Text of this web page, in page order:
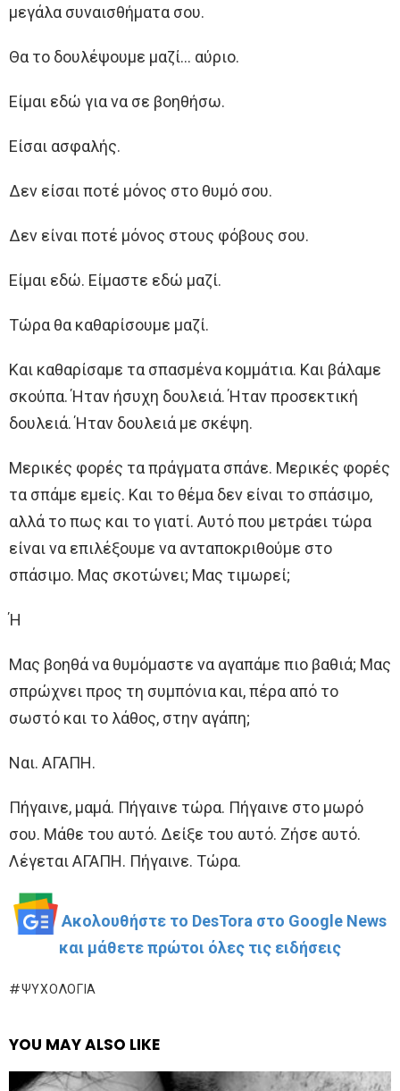
μεγάλα συναισθήματα σου.
Θα το δουλέψουμε μαζί… αύριο.
Είμαι εδώ για να σε βοηθήσω.
Είσαι ασφαλής.
Δεν είσαι ποτέ μόνος στο θυμό σου.
Δεν είναι ποτέ μόνος στους φόβους σου.
Είμαι εδώ. Είμαστε εδώ μαζί.
Τώρα θα καθαρίσουμε μαζί.
Και καθαρίσαμε τα σπασμένα κομμάτια. Και βάλαμε
σκούπα. Ήταν ήσυχη δουλειά. Ήταν προσεκτική
δουλειά. Ήταν δουλειά με σκέψη.
Μερικές φορές τα πράγματα σπάνε. Μερικές φορές
τα σπάμε εμείς. Και το θέμα δεν είναι το σπάσιμο,
αλλά το πως και το γιατί. Αυτό που μετράει τώρα
είναι να επιλέξουμε να ανταποκριθούμε στο
σπάσιμο. Μας σκοτώνει; Μας τιμωρεί;
Ή
Μας βοηθά να θυμόμαστε να αγαπάμε πιο βαθιά; Μας
σπρώχνει προς τη συμπόνια και, πέρα από το
σωστό και το λάθος, στην αγάπη;
Ναι. ΑΓΑΠΗ.
Πήγαινε, μαμά. Πήγαινε τώρα. Πήγαινε στο μωρό
σου. Μάθε του αυτό. Δείξε του αυτό. Ζήσε αυτό.
Λέγεται ΑΓΑΠΗ. Πήγαινε. Τώρα.
Ακολουθήστε το DesTora στο Google News
και μάθετε πρώτοι όλες τις ειδήσεις
ΨΥΧΟΛΟΓΊΑ
YOU MAY ALSO LIKE